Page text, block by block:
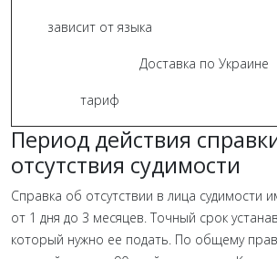
зависит от языка
Доставка по Украине
тариф
Период действия
отсутствия судимости
Справка об отсутствии в лица судимости
от 1 дня до 3 месяцев. Точный срок
который нужно ее подать. По общему